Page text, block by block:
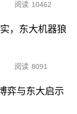
阅读 10462
，东大机器狼
阅读 8091
弈与东大启示